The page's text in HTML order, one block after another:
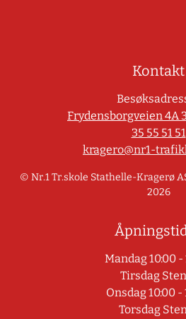
Kontakt
Frydensborgveien 4A
35 55 51 51
kragero@nr1-
© Nr.1 Tr.skole Stathelle-Kragerø
2026
Mandag 10:00 -
Tirsdag
Onsdag 10:00 -
Torsdag